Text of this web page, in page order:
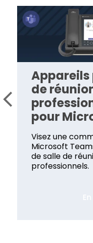
Appareils
de
pour
Visez une
Microsoft
de salle de
professionnels.